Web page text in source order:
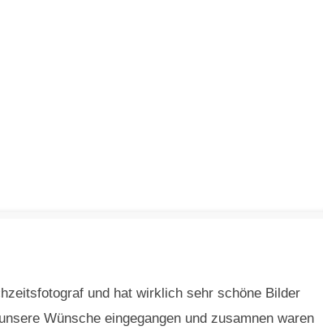
und hat wirklich sehr schöne Bilder
Wünsche eingegangen und zusamnen waren